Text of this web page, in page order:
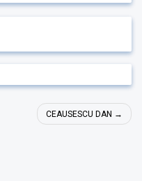
CEAUSESCU DAN